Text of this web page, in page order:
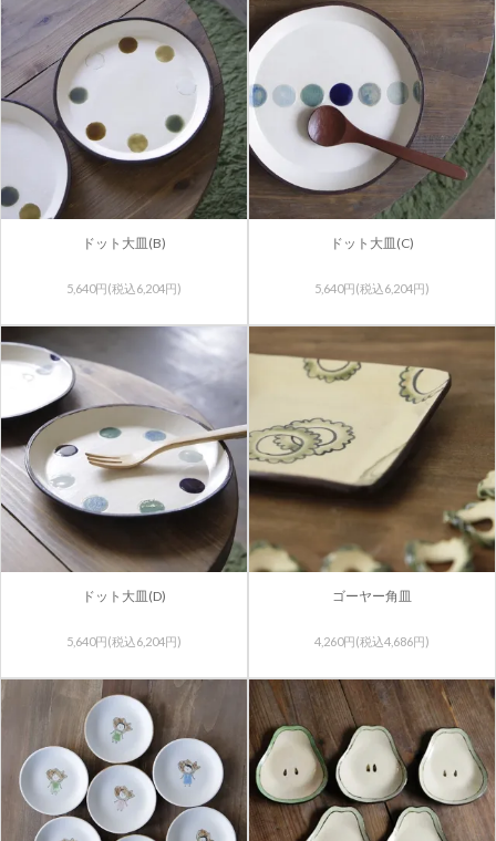
ドット大皿(B)
5,640円(税込6,204円)
ドット大皿(C)
5,640円(税込6,204円)
ドット大皿(D)
5,640円(税込6,204円)
ゴーヤー角皿
4,260円(税込4,686円)